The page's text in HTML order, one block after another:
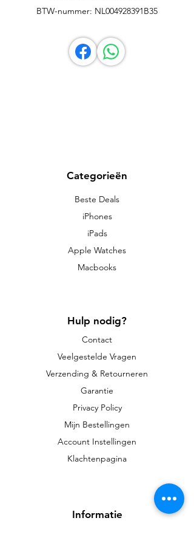
BTW-nummer: NL004928391B35
Categorieën
Beste Deals
iPhones
iPads
Apple Watches
Macbooks
Hulp nodig?
Contact
Veelgestelde Vragen
Verzending & Retourneren
Garantie
Privacy Policy
Mijn Bestellingen
Account Instellingen
Klachtenpagina
Informatie